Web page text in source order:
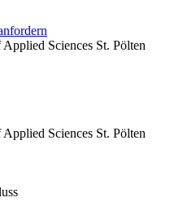
Sciences St. Pölten
Sciences St. Pölten